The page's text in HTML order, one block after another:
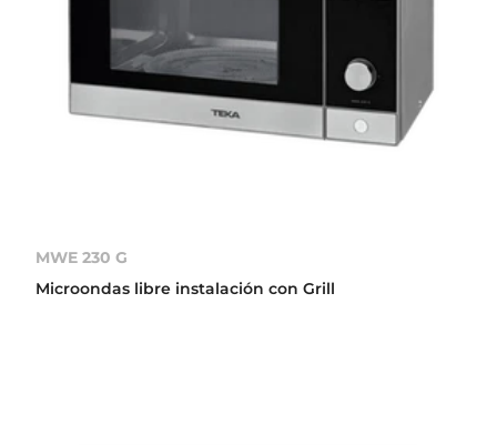
MWE 230 G
Microondas libre instalación con Grill